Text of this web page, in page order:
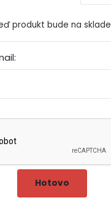
produkt bude na sklade